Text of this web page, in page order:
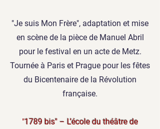
"Je suis Mon Frère", adaptation et mise
en scène de la pièce de Manuel Abril
pour le festival en un acte de Metz.
Tournée à Paris et Prague pour les fêtes
du Bicentenaire de la Révolution
française.
"1789 bis" – L’école du théâtre de